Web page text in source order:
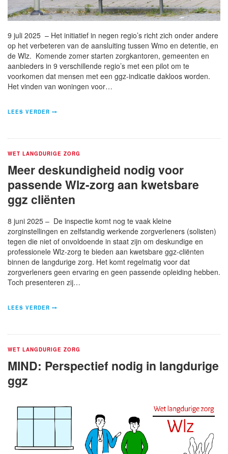
9 juli 2025 – Het initiatief in negen regio’s richt zich onder andere
op het verbeteren van de aansluiting tussen Wmo en detentie, en
de Wlz. Komende zomer starten zorgkantoren, gemeenten en
aanbieders in 9 verschillende regio’s met een pilot om te
voorkomen dat mensen met een ggz-indicatie dakloos worden.
Het vinden van woningen voor…
LEES VERDER
WET LANGDURIGE ZORG
Meer deskundigheid nodig voor
passende Wlz-zorg aan kwetsbare
ggz cliënten
8 juni 2025 – De inspectie komt nog te vaak kleine
zorginstellingen en zelfstandig werkende zorgverleners (solisten)
tegen die niet of onvoldoende in staat zijn om deskundige en
professionele Wlz-zorg te bieden aan kwetsbare ggz-cliënten
binnen de langdurige zorg. Het komt regelmatig voor dat
zorgverleners geen ervaring en geen passende opleiding hebben.
Toch presenteren zij…
LEES VERDER
WET LANGDURIGE ZORG
MIND: Perspectief nodig in langdurige
ggz